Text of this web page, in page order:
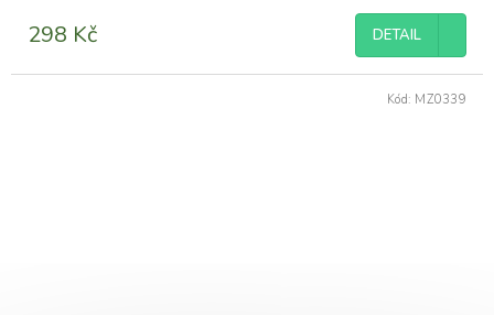
298 Kč DETAIL
Kód: MZ0339